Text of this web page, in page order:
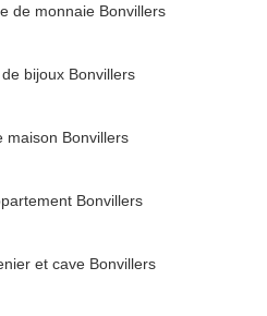
de monnaie Bonvillers
bijoux Bonvillers
maison Bonvillers
Bonvillers
et cave Bonvillers